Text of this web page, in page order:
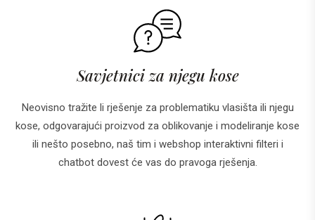
Savjetnici za njegu kose
Neovisno tražite li rješenje za problematiku vlasišta ili njegu
kose, odgovarajući proizvod za oblikovanje i modeliranje kose
ili nešto posebno, naš tim i webshop interaktivni filteri i
chatbot dovest će vas do pravoga rješenja.